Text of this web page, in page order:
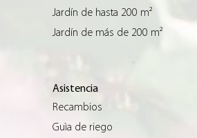
Jardín de hasta 200 m²
Jardín de más de 200 m²
Asistencia
Recambios
Guìa de riego